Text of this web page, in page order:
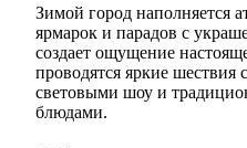
Зимой город наполняется
ярмарок и парадов с
создает ощущение
проводятся яркие шествия
световыми шоу и
блюдами.